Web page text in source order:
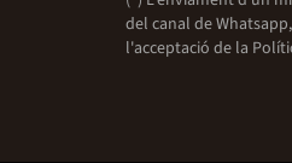
del canal de
l'acceptació de la